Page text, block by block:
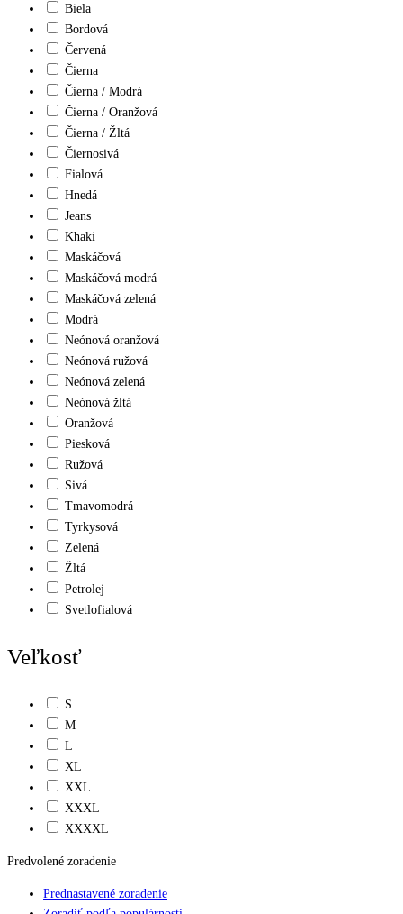
Biela
Bordová
Červená
Čierna
Čierna / Modrá
Čierna / Oranžová
Čierna / Žltá
Čiernosivá
Fialová
Hnedá
Jeans
Khaki
Maskáčová
Maskáčová modrá
Maskáčová zelená
Modrá
Neónová oranžová
Neónová ružová
Neónová zelená
Neónová žltá
Oranžová
Piesková
Ružová
Sivá
Tmavomodrá
Tyrkysová
Zelená
Žltá
Petrolej
Svetlofialová
Veľkosť
S
M
L
XL
XXL
XXXL
XXXXL
Predvolené zoradenie
Prednastavené zoradenie